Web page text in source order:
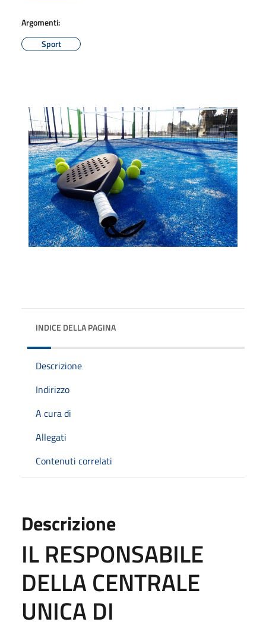
Argomenti:
Sport
INDICE DELLA PAGINA
Descrizione
Indirizzo
A cura di
Allegati
Contenuti correlati
Descrizione
IL RESPONSABILE
DELLA CENTRALE
UNICA DI